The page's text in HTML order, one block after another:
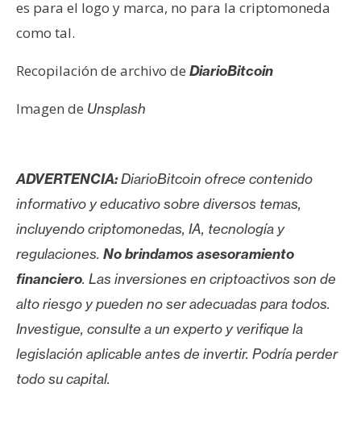
es para el logo y marca, no para la criptomoneda
como tal.
Recopilación de archivo de DiarioBitcoin
Imagen de Unsplash
ADVERTENCIA:DiarioBitcoin ofrece contenido
informativo y educativo sobre diversos temas,
incluyendo criptomonedas, IA, tecnología y
regulaciones. No brindamos asesoramiento
financiero. Las inversiones en criptoactivos son de
alto riesgo y pueden no ser adecuadas para todos.
Investigue, consulte a un experto y verifique la
legislación aplicable antes de invertir. Podría perder
todo su capital.